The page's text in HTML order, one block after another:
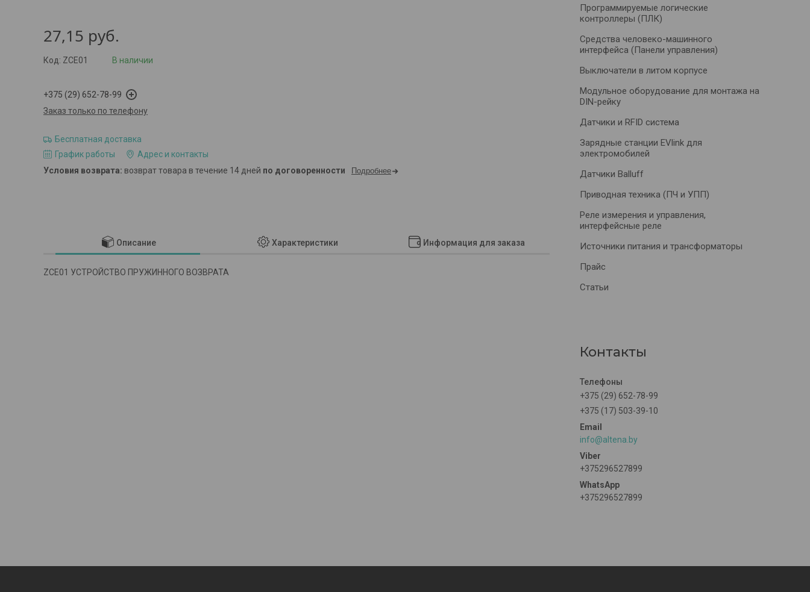
Программируемые логические
контроллеры (ПЛК)
Средства человеко-машинного
интерфейса (Панели управления)
Выключатели в литом корпусе
Модульное оборудование для монтажа на
DIN-рейку
Датчики и RFID система
Зарядные станции EVlink для
электромобилей
Датчики Balluff
Приводная техника (ПЧ и УПП)
Реле измерения и управления,
интерфейсные реле
Источники питания и трансформаторы
Прайс
Статьи
Контакты
+375 (29) 652-78-99
+375 (17) 503-39-10
info@altena.by
+375296527899
+375296527899
27,15 руб.
В наличии
Код: ZCE01
+375 (29) 652-78-99
Заказ только по телефону
Бесплатная доставка
График работы
Адрес и контакты
возврат товара в течение 14 дней по договоренности Подробнее
Описание Характеристики Информация для заказа
ZCE01 УСТРОЙСТВО ПРУЖИННОГО ВОЗВРАТА